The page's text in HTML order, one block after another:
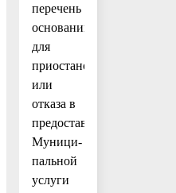
перечень
оснований
для
приостановления
или
отказа в
предоставлении
Муници-
пальной
услуги